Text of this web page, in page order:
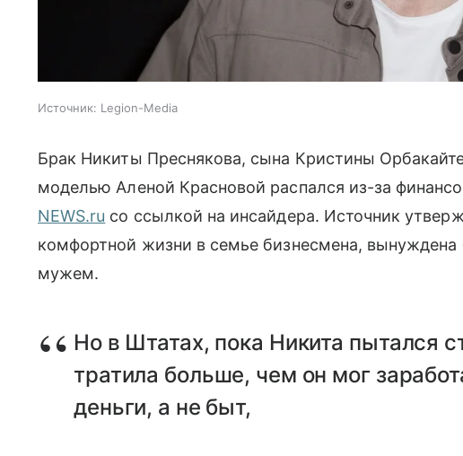
Источник: Legion-Media
Брак Никиты Преснякова, сына Кристины
моделью Аленой Красновой распался из-за
NEWS.ru со ссылкой на инсайдера. Источник
комфортной жизни в семье бизнесмена,
мужем.
Но в Штатах, пока Никита пытался
тратила больше, чем он мог
деньги, а не быт,